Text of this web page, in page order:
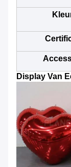
Display Van